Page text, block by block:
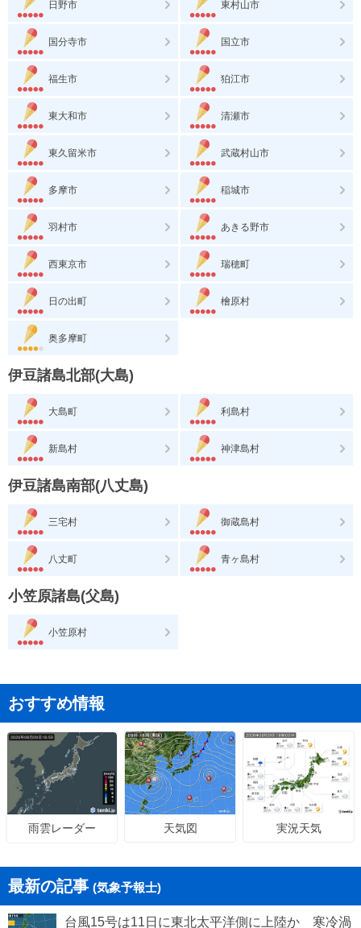
日野市 東村山市
国分寺市 国立市
福生市 狛江市
東大和市 清瀬市
東久留米市 武蔵村山市
多摩市 稲城市
羽村市 あきる野市
西東京市 瑞穂町
日の出町 檜原村
奥多摩町
伊豆諸島北部(大島)
大島町 利島村
新島村 神津島村
伊豆諸島南部(八丈島)
三宅村 御蔵島村
八丈町 青ヶ島村
小笠原諸島(父島)
小笠原村
おすすめ情報
雨雲レーダー 天気図 実況天気
最新の記事 (気象予報士)
台風15号は11日に東北太平洋側に上陸か 寒冷渦